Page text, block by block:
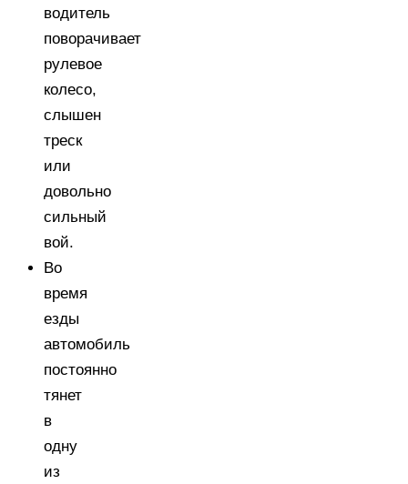
водитель
поворачивает
рулевое
колесо,
слышен
треск
или
довольно
сильный
вой.
Во
время
езды
автомобиль
постоянно
тянет
в
одну
из